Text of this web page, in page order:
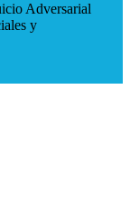
Adversarial
y